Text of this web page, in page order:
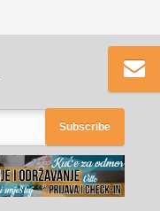
Subscribe